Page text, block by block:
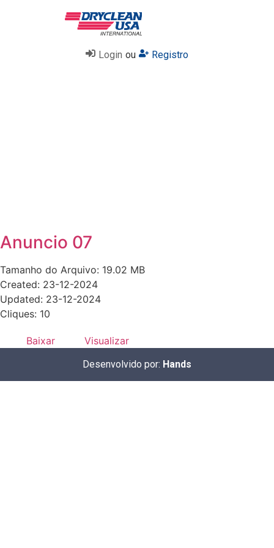
Login ou Registro
Anuncio 07
Tamanho do Arquivo: 19.02 MB
Created: 23-12-2024
Updated: 23-12-2024
Cliques: 10
Baixar Visualizar
Desenvolvido por: Hands